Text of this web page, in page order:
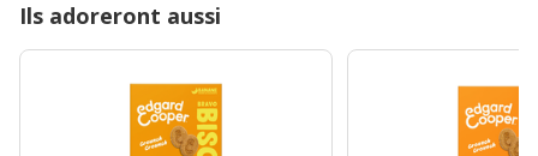
Ils adoreront aussi